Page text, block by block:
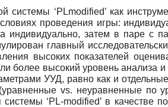
‘PLmodified’ как
проведения игры:
индивидуально, затем в паре с
главный
высоких показателей
более высокий уровень анализа
УУД, равно как и отдельные
vs. неуравненные по
‘PL-modified’ в качестве